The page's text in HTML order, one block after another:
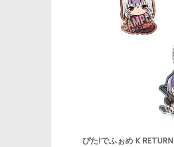
ぴた!でふぉめ K